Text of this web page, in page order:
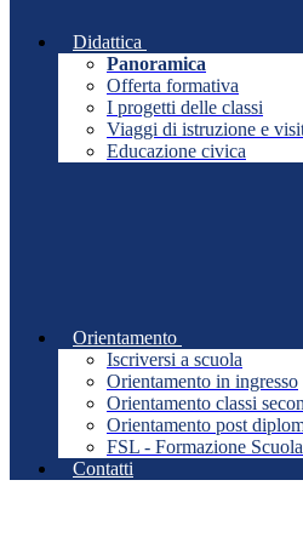
Didattica
Panoramica
Offerta formativa
I progetti delle classi
Viaggi di istruzione e
Educazione civica
Orientamento
Iscriversi a scuola
Orientamento in ingresso
Orientamento classi
Orientamento post
FSL - Formazione
Contatti